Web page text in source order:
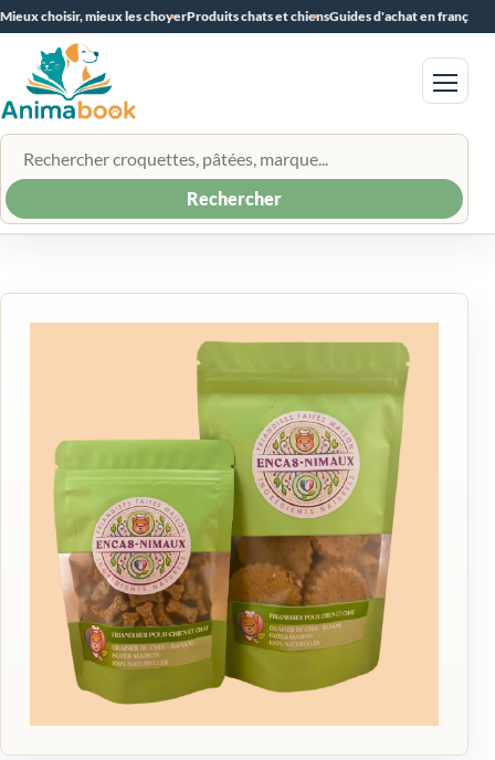
Mieux choisir, mieux les choyerProduits chats et chiensGuides d'achat en français
Rechercher un produit
Rechercher
Menu